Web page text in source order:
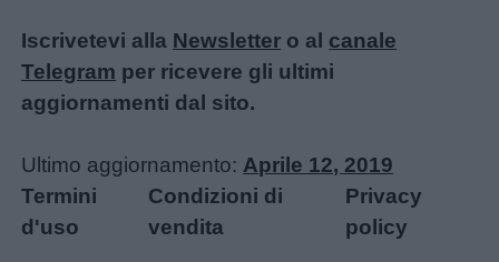
Iscrivetevi alla Newsletter o al canale
Telegram per ricevere gli ultimi
aggiornamenti dal sito.
Ultimo aggiornamento: Aprile 12, 2019
Termini
d'uso
Condizioni di
vendita
Privacy
policy